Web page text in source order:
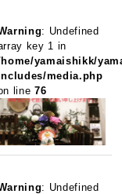
: Undefined
key 1 in
yamaishikk/
media.php
line76
: Undefined